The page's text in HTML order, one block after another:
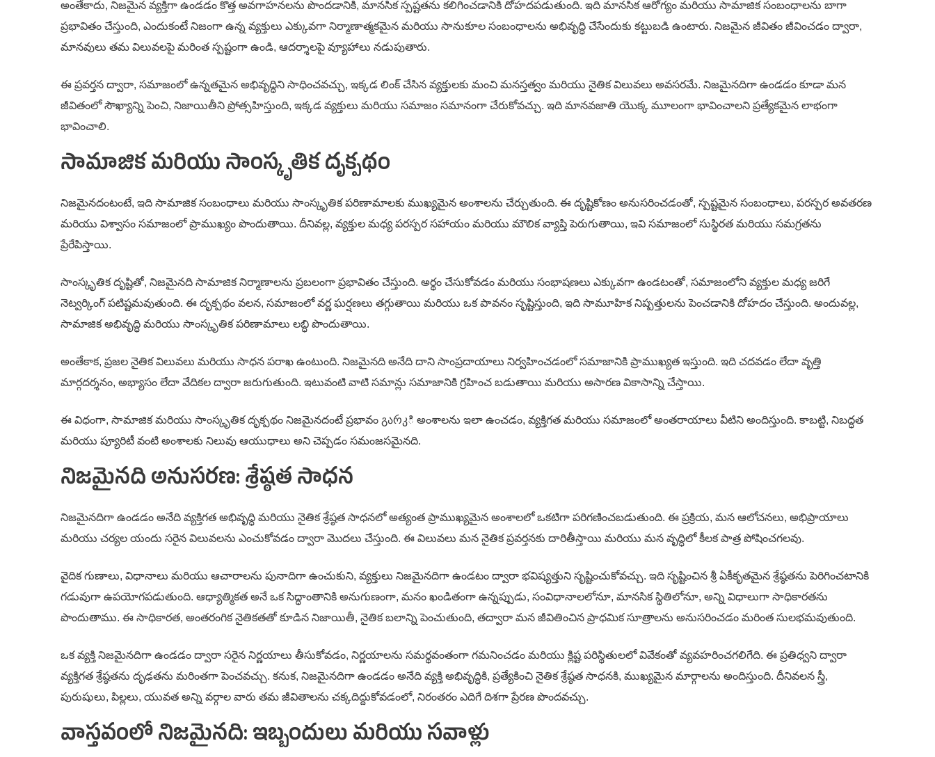
అంతేకాదు, నిజమైన వ్యక్తిగా ఉండడం కొత్త అవగాహనలను పొందడానికి, మానసిక స్పష్టతను కలిగించడానికి దోహదపడుతుంది. ఇది మానసిక ఆరోగ్యం మరియు సామాజిక సంబంధాలను బాగా
ప్రభావితం చేస్తుంది, ఎందుకంటే నిజంగా ఉన్న వ్యక్తులు ఎక్కువగా నిర్మాణాత్మకమైన మరియు సానుకూల సంబంధాలను అభివృద్ధి చేసేందుకు కట్టుబడి ఉంటారు. నిజమైన జీవితం జీవించడం ద్వారా,
మానవులు తమ విలువలపై మరింత స్పష్టంగా ఉండి, ఆదర్శాలపై వ్యూహాలు నడుపుతారు.
ఈ ప్రవర్తన ద్వారా, సమాజంలో ఉన్నతమైన అభివృద్ధిని సాధించవచ్చు, ఇక్కడ లింక్ చేసిన వ్యక్తులకు మంచి మనస్తత్వం మరియు నైతిక విలువలు అవసరమే. నిజమైనదిగా ఉండడం కూడా మన
జీవితంలో సౌఖ్యాన్ని పెంచి, నిజాయితీని ప్రోత్సహిస్తుంది, ఇక్కడ వ్యక్తులు మరియు సమాజం సమానంగా చేరుకోవచ్చు. ఇది మానవజాతి యొక్క మూలంగా భావించాలని ప్రత్యేకమైన లాభంగా
భావించాలి.
సామాజిక మరియు సాంస్కృతిక దృక్పథం
నిజమైనదంటంటే, ఇది సామాజిక సంబంధాలు మరియు సాంస్కృతిక పరిణామాలకు ముఖ్యమైన అంశాలను చేర్చుతుంది. ఈ దృష్టికోణం అనుసరించడంతో, స్పష్టమైన సంబంధాలు, పరస్పర అవతరణ
మరియు విశ్వాసం సమాజంలో ప్రాముఖ్యం పొందుతాయి. దీనివల్ల, వ్యక్తుల మధ్య పరస్పర సహాయం మరియు మౌలిక వ్యాప్తి పెరుగుతాయి, ఇవి సమాజంలో సుస్థిరత మరియు సమగ్రతను
ప్రేరేపిస్తాయి.
సాంస్కృతిక దృష్టితో, నిజమైనది సామాజిక నిర్మాణాలను ప్రబలంగా ప్రభావితం చేస్తుంది. అర్థం చేసుకోవడం మరియు సంభాషణలు ఎక్కువగా ఉండటంతో, సమాజంలోని వ్యక్తుల మధ్య జరిగే
నెట్వర్కింగ్ పటిష్టమవుతుంది. ఈ దృక్పథం వలన, సమాజంలో వర్ణ ఘర్షణలు తగ్గుతాయి మరియు ఒక పావనం సృష్టిస్తుంది, ఇది సామూహిక నిష్పత్తులను పెంచడానికి దోహదం చేస్తుంది. అందువల్ల,
సామాజిక అభివృద్ధి మరియు సాంస్కృతిక పరిణామాలు లబ్ధి పొందుతాయి.
అంతేకాక, ప్రజల నైతిక విలువలు మరియు సాధన పరాఖ ఉంటుంది. నిజమైనది అనేది దాని సాంప్రదాయాలు నిర్వహించడంలో సమాజానికి ప్రాముఖ్యత ఇస్తుంది. ఇది చదవడం లేదా వృత్తి
మార్గదర్శనం, అభ్యాసం లేదా వేదికల ద్వారా జరుగుతుంది. ఇటువంటి వాటి సమాన్లు సమాజానికి గ్రహించ బడుతాయి మరియు అసారణ వికాసాన్ని చేస్తాయి.
ఈ విధంగా, సామాజిక మరియు సాంస్కృతిక దృక్పథం నిజమైనదంటే ప్రభావం გარკి అంశాలను ఇలా ఉంచడం, వ్యక్తిగత మరియు సమాజంలో అంతరాయాలు వీటిని అందిస్తుంది. కాబట్టి, నిబద్ధత
మరియు ప్యూరిటీ వంటి అంశాలకు నిలువు ఆయుధాలు అని చెప్పడం సమంజసమైనది.
నిజమైనది అనుసరణ: శ్రేష్ఠత సాధన
నిజమైనదిగా ఉండడం అనేది వ్యక్తిగత అభివృద్ధి మరియు నైతిక శ్రేష్ఠత సాధనలో అత్యంత ప్రాముఖ్యమైన అంశాలలో ఒకటిగా పరిగణించబడుతుంది. ఈ ప్రక్రియ, మన ఆలోచనలు, అభిప్రాయాలు
మరియు చర్యల యందు సరైన విలువలను ఎంచుకోవడం ద్వారా మొదలు చేస్తుంది. ఈ విలువలు మన నైతిక ప్రవర్తనకు దారితీస్తాయి మరియు మన వృద్ధిలో కీలక పాత్ర పోషించగలవు.
వైదిక గుణాలు, విధానాలు మరియు ఆచారాలను పునాదిగా ఉంచుకుని, వ్యక్తులు నిజమైనదిగా ఉండటం ద్వారా భవిష్యత్తుని సృష్టించుకోవచ్చు. ఇది సృష్టించిన శ్రీ ఏకీకృతమైన శ్రేష్ఠతను పెరిగించటానికి
గడువుగా ఉపయోగపడుతుంది. ఆధ్యాత్మికత అనే ఒక సిద్ధాంతానికి అనుగుణంగా, మనం ఖండితంగా ఉన్నప్పుడు, సంవిధానాలలోనూ, మానసిక స్థితిలోనూ, అన్ని విధాలుగా సాధికారతను
పొందుతాము. ఈ సాధికారత, అంతరంగిక నైతికతతో కూడిన నిజాయితీ, నైతిక బలాన్ని పెంచుతుంది, తద్వారా మన జీవితించిన ప్రాధమిక సూత్రాలను అనుసరించడం మరింత సులభమవుతుంది.
ఒక వ్యక్తి నిజమైనదిగా ఉండడం ద్వారా సరైన నిర్ణయాలు తీసుకోవడం, నిర్ణయాలను సమర్థవంతంగా గమనించడం మరియు క్లిష్ట పరిస్థితులలో వివేకంతో వ్యవహరించగలిగేది. ఈ ప్రతిధ్వని ద్వారా
వ్యక్తిగత శ్రేష్ఠతను దృఢతను మరింతగా పెంచవచ్చు. కనుక, నిజమైనదిగా ఉండడం అనేది వ్యక్తి అభివృద్ధికి, ప్రత్యేకించి నైతిక శ్రేష్ఠత సాధనకి, ముఖ్యమైన మార్గాలను అందిస్తుంది. దీనివలన స్త్రీ,
పురుషులు, పిల్లలు, యువత అన్ని వర్గాల వారు తమ జీవితాలను చక్కదిద్దుకోవడంలో, నిరంతరం ఎదిగే దిశగా ప్రేరణ పొందవచ్చు.
వాస్తవంలో నిజమైనది: ఇబ్బందులు మరియు సవాళ్లు